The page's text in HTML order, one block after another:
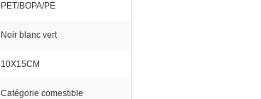
PET/BOPA/PE
Noir blanc vert
10X15CM
Catégorie comestible